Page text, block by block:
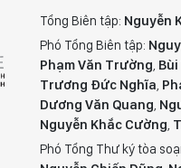
Tổng Biên tập: Nguyễn
Phó Tổng Biên tập:
Phạm Văn Trường,
Trương Đức Nghĩa,
Dương Văn Quang,
Nguyễn Khắc Cường,
Phó Tổng Thư ký tòa